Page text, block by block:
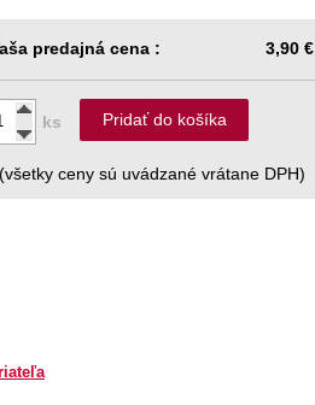
predajná cena : 3,90 €
ks Pridať do košíka
(všetky ceny sú uvádzané vrátane DPH)